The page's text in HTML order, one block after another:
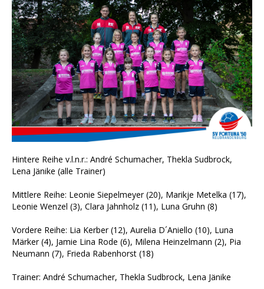
Hintere Reihe v.l.n.r.: André Schumacher, Thekla Sudbrock,
Lena Jänike (alle Trainer)
Mittlere Reihe: Leonie Siepelmeyer (20), Marikje Metelka (17),
Leonie Wenzel (3), Clara Jahnholz (11), Luna Gruhn (8)
Vordere Reihe: Lia Kerber (12), Aurelia D´Aniello (10), Luna
Märker (4), Jamie Lina Rode (6), Milena Heinzelmann (2), Pia
Neumann (7), Frieda Rabenhorst (18)
Trainer: André Schumacher, Thekla Sudbrock, Lena Jänike